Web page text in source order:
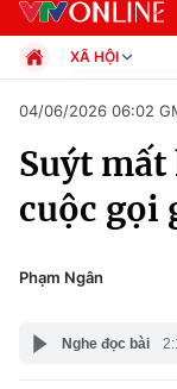
Chuyên mục
Chính trị
Xã hội
XÃ HỘI
Xã hội
Pháp luật
Thể thao
Văn hóa -
Đời sống
04/06/2026 06:02
Suýt
cuộc gọi
Phạm Ngân
Nghe đọc bài